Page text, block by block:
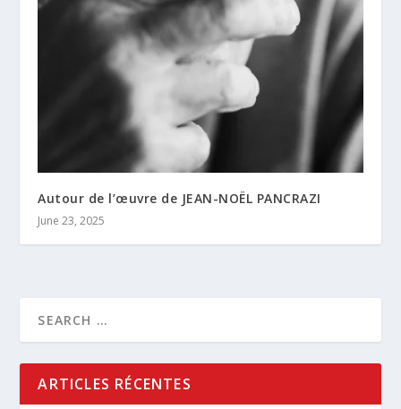
Autour de l’œuvre de JEAN-NOËL PANCRAZI
June 23, 2025
ARTICLES RÉCENTES